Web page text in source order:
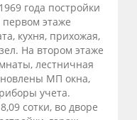
года постройки
этаже
кухня, прихожая,
На втором этаже
лестничная
МП окна,
учета.
сотки, во дворе